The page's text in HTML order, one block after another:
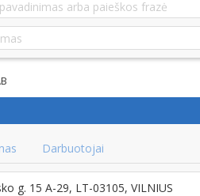
Darbuotojai
g. 15 A-29, LT-03105, VILNIUS